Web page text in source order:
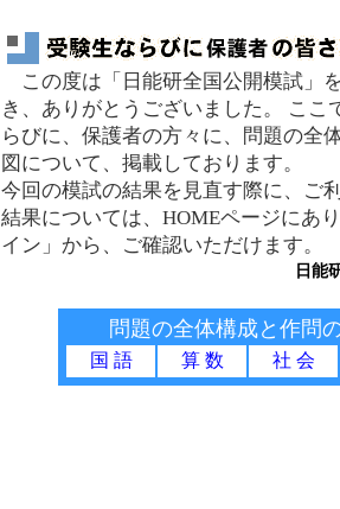
この度は「日能研全国公開模試」
き、ありがとうございました。 ここ
らびに、保護者の方々に、問題の全
図について、掲載しております。
今回の模試の結果を見直す際に、ご
結果については、HOMEページにあ
イン」から、ご確認いただけます。
日能
問題の全体構成と作問
国 語 算 数 社 会